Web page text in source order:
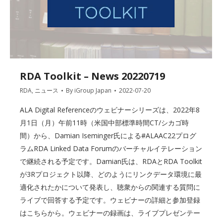
RDA Toolkit – News 20220719
RDA, ニュース By iGroup Japan 2022-07-20
ALA Digital Referenceのウェビナーシリーズは、2022年8
月1日（月）午前11時（米国中部標準時間CT/シカゴ時
間）から、Damian Iseminger氏による#ALAAC22プログ
ラムRDA Linked Data Forumのバーチャルイテレーション
で継続される予定です。Damian氏は、RDAとRDA Toolkit
が3Rプロジェクト以降、どのようにリンクデータ環境に最
適化されたかについて発表し、聴衆からの関連する質問に
ライブで回答する予定です。ウェビナーの詳細と参加登録
はこちらから。ウェビナーの録画は、ライブプレゼンテー